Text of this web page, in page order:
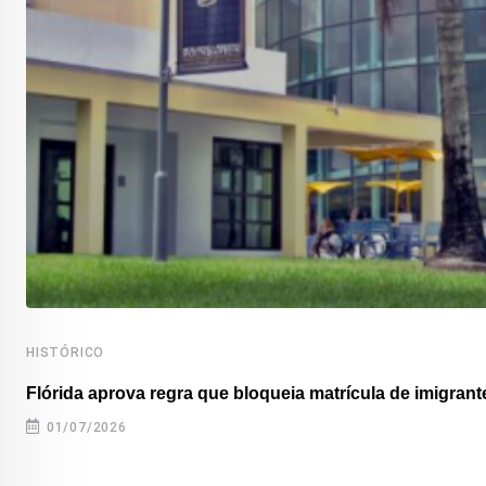
HISTÓRICO
Flórida aprova regra que bloqueia matrícula de
01/07/2026